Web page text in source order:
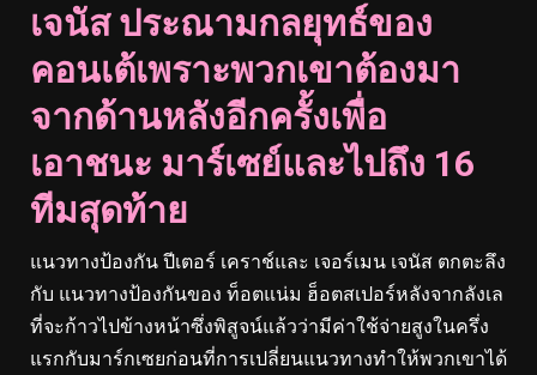
เจนัส ประณามกลยุทธ์ของ
คอนเต้เพราะพวกเขาต้องมา
จากด้านหลังอีกครั้งเพื่อ
เอาชนะ มาร์เซย์และไปถึง 16
ทีมสุดท้าย
แนวทางป้องกัน ปีเตอร์ เคราช์และ เจอร์เมน เจนัส ตกตะลึง
กับ แนวทางป้องกันของ ท็อตแน่ม ฮ็อตสเปอร์หลังจากลังเล
ที่จะก้าวไปข้างหน้าซึ่งพิสูจน์แล้วว่ามีค่าใช้จ่ายสูงในครึ่ง
แรกกับมาร์กเซยก่อนที่การเปลี่ยนแนวทางทำให้พวกเขาได้